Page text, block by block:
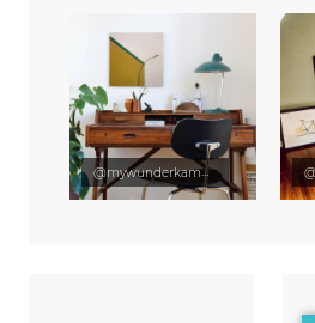
@mywunderkammer